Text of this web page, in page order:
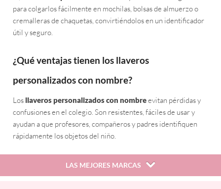
para colgarlos fácilmente en mochilas, bolsas de almuerzo o
cremalleras de chaquetas, convirtiéndolos en un identificador
útil y seguro.
¿Qué ventajas tienen los llaveros
personalizados con nombre?
Los llaveros personalizados con nombreevitan pérdidas y
confusiones en el colegio. Son resistentes, fáciles de usar y
ayudan a que profesores, compañeros y padres identifiquen
rápidamente los objetos del niño.
LAS MEJORES MARCAS